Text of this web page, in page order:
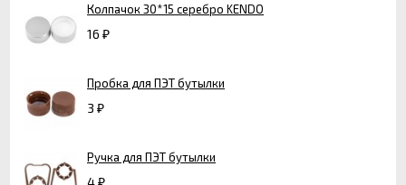
Колпачок 30*15 серебро KENDO
16 ₽
Пробка для ПЭТ бутылки
3 ₽
Ручка для ПЭТ бутылки
4 ₽